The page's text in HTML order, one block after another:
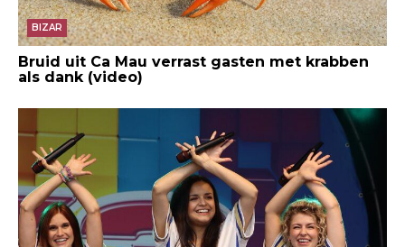
BIZAR
Bruid uit Ca Mau verrast gasten met krabben
als dank (video)